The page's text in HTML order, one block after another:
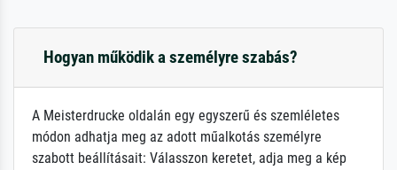
Hogyan működik a személyre szabás?
A Meisterdrucke oldalán egy egyszerű és szemléletes
módon adhatja meg az adott műalkotás személyre
szabott beállításait: Válasszon keretet, adja meg a kép